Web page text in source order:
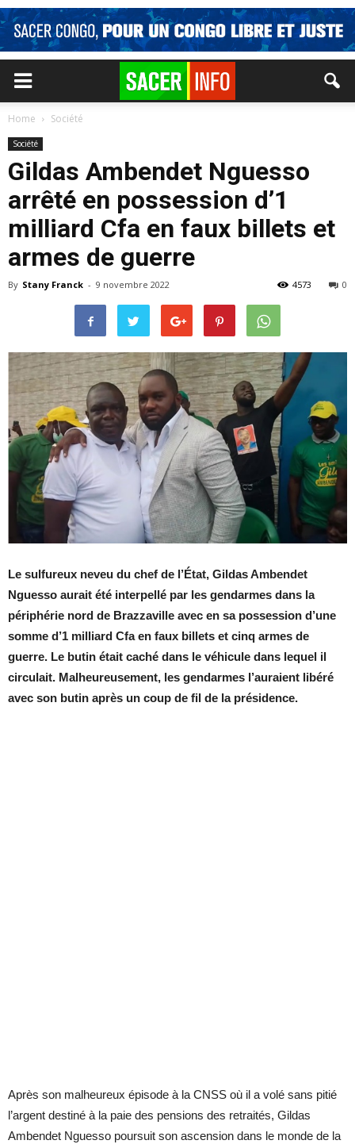
Home Société
Société
Gildas Ambendet Nguesso
arrêté en possession d’1
milliard Cfa en faux billets et
armes de guerre
By Stany Franck - 9 novembre 2022 0
4573
Le sulfureux neveu du chef de l’État, Gildas Ambendet
Nguesso aurait été interpellé par les gendarmes dans la
périphérie nord de Brazzaville avec en sa possession d’une
somme d’1 milliard Cfa en faux billets et cinq armes de
guerre. Le butin était caché dans le véhicule dans lequel il
circulait. Malheureusement, les gendarmes l’auraient libéré
avec son butin après un coup de fil de la présidence.
Après son malheureux épisode à la CNSS où il a volé sans pitié
l’argent destiné à la paie des pensions des retraités, Gildas
Ambendet Nguesso poursuit son ascension dans le monde de la